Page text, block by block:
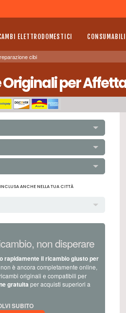
ELETTRODOMESTICI CONSUMABILI
cibi
per
ANCHE NELLA TUA CITTÀ
non disperare
rapidamente il ricambio giusto per
è ancora completamente online,
originali e compatibili per
gratuita per acquisti superiori a
SUBITO